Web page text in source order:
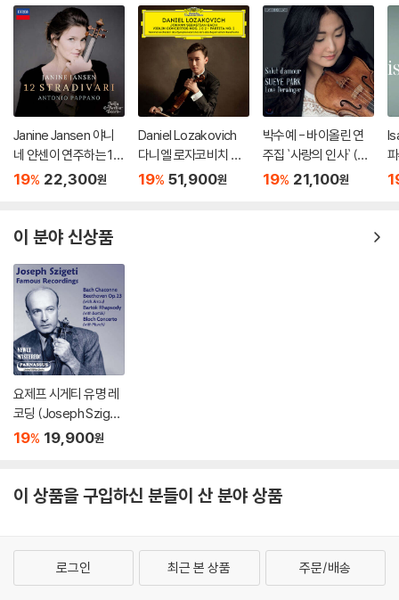
Janine Jansen 야니
네 얀센이 연주하는 12
개의 스트라디바리 (12
19% 22,300원
Daniel Lozakovich
다니엘 로자코비치 데
뷔 앨범 - 바흐: 바이올
19% 51,900원
박수예 - 바이올린 연
주집 `사랑의 인사` (Su
eye Park - Salut d'A
19% 21,100원
이 분야 신상품
요제프 시게티 유명 레
코딩 (Joseph Szigeti
Famous Recording
19% 19,900원
이 상품을 구입하신 분들이 산 분야 상품
로그인 최근 본 상품 주문/배송